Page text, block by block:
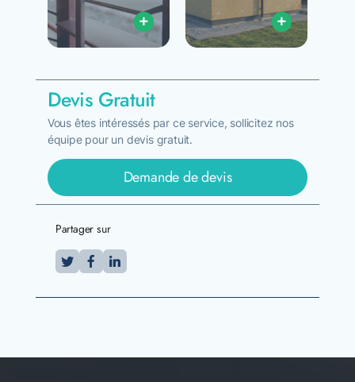
+ +
Devis Gratuit
Vous êtes intéressés par ce service, sollicitez nos
équipe pour un devis gratuit.
Demande de devis
Partager sur